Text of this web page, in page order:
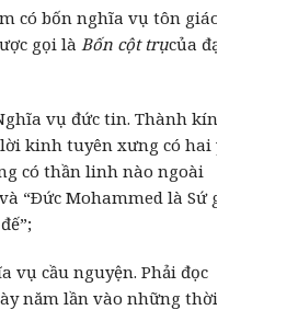
có bốn nghĩa vụ tôn giáo
gọi là Bốn cột trụcủa đạo
vụ đức tin. Thành kính
kinh tuyên xưng có hai ý
có thần linh nào ngoài
“Ðức Mohammed là Sứ giả
vụ cầu nguyện. Phải đọc
năm lần vào những thời